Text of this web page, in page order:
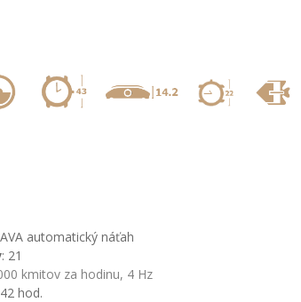
SLAVA automatický náťah
: 21
kmitov za hodinu, 4 Hz
hod.